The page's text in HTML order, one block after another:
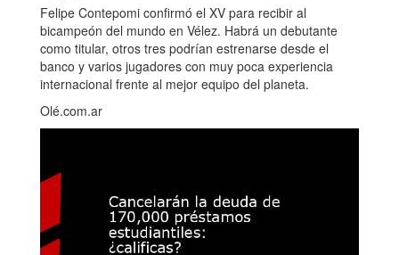
Felipe Contepomi confirmó el XV para recibir al
bicampeón del mundo en Vélez. Habrá un debutante
como titular, otros tres podrían estrenarse desde el
banco y varios jugadores con muy poca experiencia
internacional frente al mejor equipo del planeta.
Olé.com.ar